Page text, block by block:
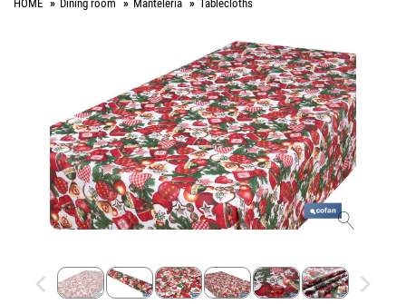
HOME Dining room Mantelería Tablecloths